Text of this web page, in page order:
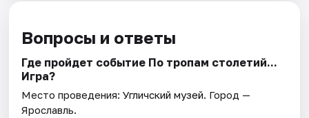
Вопросы и ответы
Где пройдет событие По тропам столетий...
Игра?
Место проведения:Угличский музей. Город —
Ярославль.